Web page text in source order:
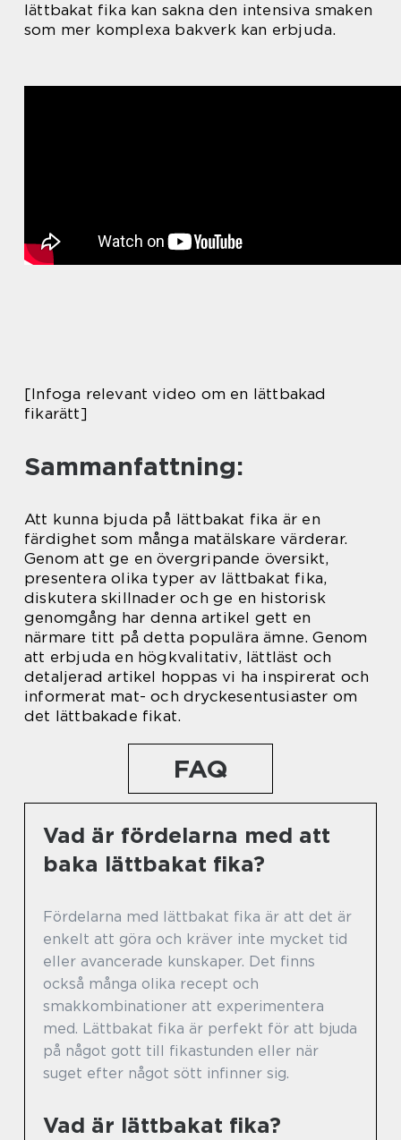
lättbakat fika kan sakna den intensiva smaken
som mer komplexa bakverk kan erbjuda.
[Infoga relevant video om en lättbakad
fikarätt]
Sammanfattning:
Att kunna bjuda på lättbakat fika är en
färdighet som många matälskare värderar.
Genom att ge en övergripande översikt,
presentera olika typer av lättbakat fika,
diskutera skillnader och ge en historisk
genomgång har denna artikel gett en
närmare titt på detta populära ämne. Genom
att erbjuda en högkvalitativ, lättläst och
detaljerad artikel hoppas vi ha inspirerat och
informerat mat- och dryckesentusiaster om
det lättbakade fikat.
FAQ
Vad är fördelarna med att
baka lättbakat fika?
Fördelarna med lättbakat fika är att det är
enkelt att göra och kräver inte mycket tid
eller avancerade kunskaper. Det finns
också många olika recept och
smakkombinationer att experimentera
med. Lättbakat fika är perfekt för att bjuda
på något gott till fikastunden eller när
suget efter något sött infinner sig.
Vad är lättbakat fika?